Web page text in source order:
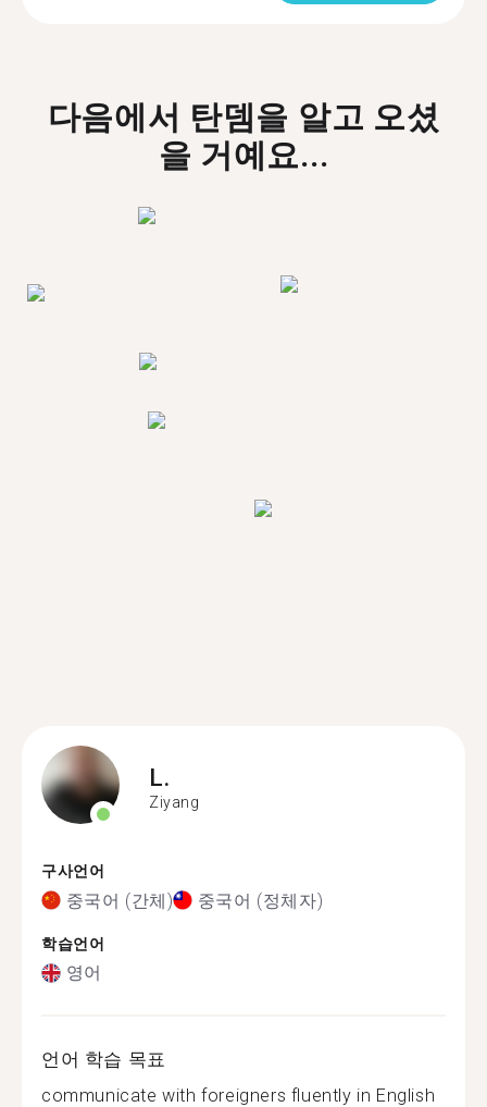
다음에서 탄뎀을 알고 오셨
을 거예요...
L.
Ziyang
구사언어
중국어 (간체) 중국어 (정체자)
학습언어
영어
언어 학습 목표
communicate with foreigners fluently in English